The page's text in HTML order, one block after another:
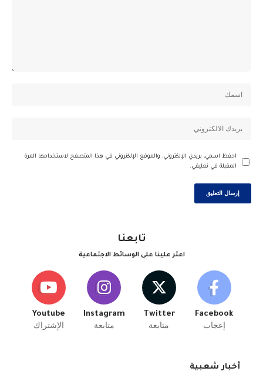
احفظ اسمي، بريدي الإلكتروني، والموقع الإلكتروني في هذا المتصفح لاستخدامها المرة
المقبلة في تعليقي.
تابعنا
اعثر علينا على الوسائط الاجتماعية
Facebook
إعجاب
Twitter
متابعة
Instagram
متابعة
Youtube
الإشتراك
أخبار شعبية